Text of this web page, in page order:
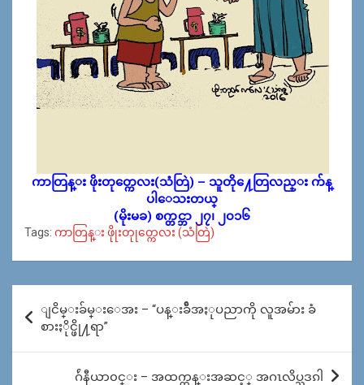
ကာတြန္း ဖိုးတုတ္ကေလး(သံတြဲ) – သူတို႔ေတြလည္း က်န္
ပါေသးတယ္
(မိုးမခ) စက္တင္ဘာ ၂၇၊ ၂၀၁၆
Tags: ကာတြန္း ဖိုုးတုုတ္ကေလး (သံတြဲ)
navigation
ျငိမ္းခ်မ္းေအး – “ပန္းခ်ီအႏုပညာကို လူအမ်ား ခံ
စားႏိုင္ဖို႔ရာ”
ဂ်ဴနီယာ၀င္း – အထက္တန္းအဆင့္ အဂၤလိပ္သဒၵါ